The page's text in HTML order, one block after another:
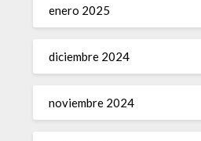
enero 2025
diciembre 2024
noviembre 2024